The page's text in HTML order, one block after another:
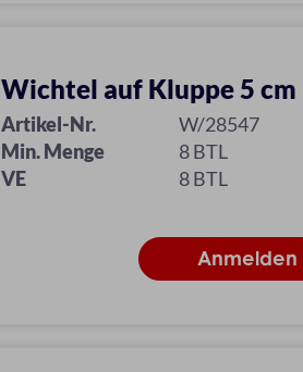
Wichtel auf Kluppe 5 cm
Artikel-Nr.
W/28547
Min. Menge
8 BTL
VE
8 BTL